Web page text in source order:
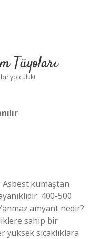
Tüyoları
yolculuk!
Asbest kumaştan
400-500
Yanmaz amyant nedir?
sahip bir
yüksek sıcaklıklara